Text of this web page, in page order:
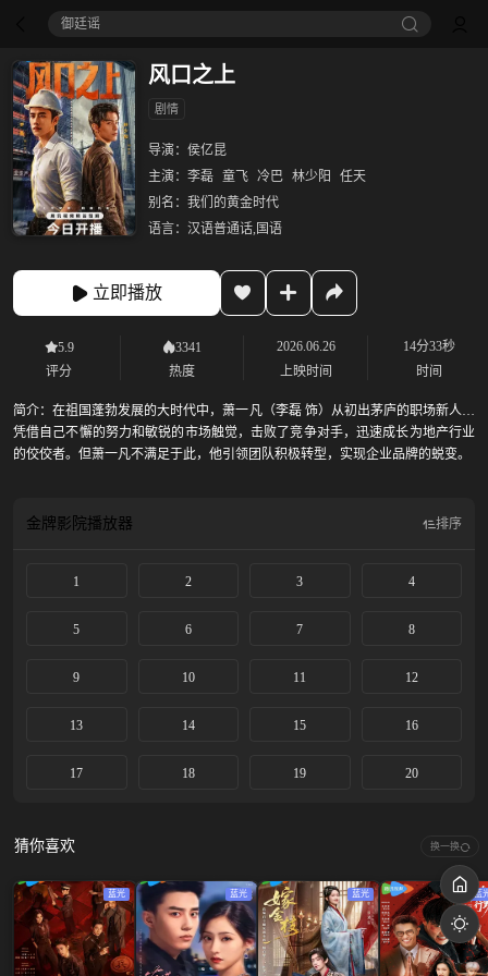
御廷谣‎
风口之上
剧情
导演： 侯亿昆
主演： 李磊 童飞 冷巴 林少阳
任天
别名： 我们的黄金时代
语言： 汉语普通话,国语
立即播放
5.9
评分
3341
热度
2026.06.26
上映时间
14分33秒
时间
简介：在祖国蓬勃发展的大时代中，萧一凡（李磊 饰）从初出茅庐的职场新人，
凭借自己不懈的努力和敏锐的市场触觉，击败了竞争对手，迅速成长为地产行业
的佼佼者。但萧一凡不满足于此，他引领团队积极转型，实现企业品牌的蜕变。
金牌影院播放器 排序
1 2 3 4
5 6 7 8
9 10 11 12
13 14 15 16
17 18 19 20
猜你喜欢 换一换
蓝光 蓝光 蓝光 蓝